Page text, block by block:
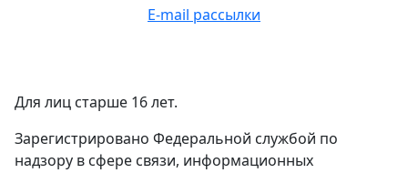
E-mail рассылки
Для лиц старше 16 лет.
Зарегистрировано Федеральной службой по
надзору в сфере связи, информационных